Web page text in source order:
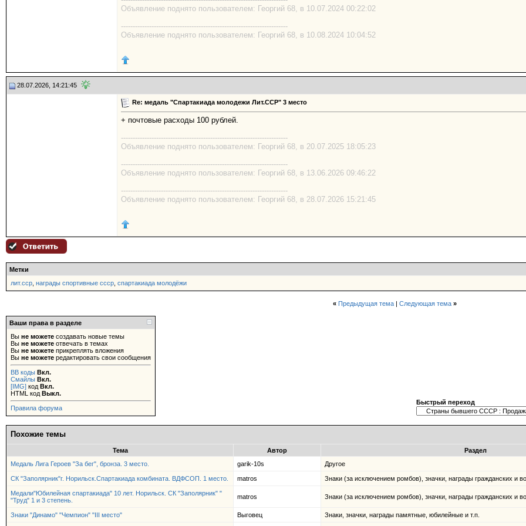
Объявление поднято пользователем: Георгий 68, в 10.07.2024 00:22:02
-----------------------------------------------------------------------
Объявление поднято пользователем: Георгий 68, в 10.08.2024 10:04:52
28.07.2026, 14:21:45
Re: медаль "Спартакиада молодежи Лит.ССР" 3 место
+ почтовые расходы 100 рублей.
-----------------------------------------------------------------------
Объявление поднято пользователем: Георгий 68, в 20.07.2025 18:05:23
-----------------------------------------------------------------------
Объявление поднято пользователем: Георгий 68, в 13.06.2026 09:46:22
-----------------------------------------------------------------------
Объявление поднято пользователем: Георгий 68, в 28.07.2026 15:21:45
Метки
лит.сср награды спортивные ссср спартакиада молодёжи
« Предыдущая тема| Следующая тема »
Ваши права в разделе
Вы не можете создавать новые темы
Вы не можете отвечать в темах
Вы не можете прикреплять вложения
Вы не можете редактировать свои сообщения
BB коды Вкл.
Смайлы Вкл.
[IMG] код Вкл.
HTML код Выкл.
Правила форума
Быстрый переход
Похожие темы
Тема Автор
Раздел
Медаль Лига Героев "За бег", бронза. 3 место.
garik-10s Другое
СК "Заполярник"г. Норильск.Спартакиада комбината. ВДФСОП. 1 место. matros Знаки (за исключением ромбов), значки, награды гражданских и
Медали"Юбилейная спартакиада" 10 лет. Норильск. СК "Заполярник" "
"Труд" 1 и 3 степень.
matros Знаки (за исключением ромбов), значки, награды гражданских и
Знаки "Динамо" "Чемпион" "III место" Выговец Знаки, значки, награды памятные, юбилейные и т.п.